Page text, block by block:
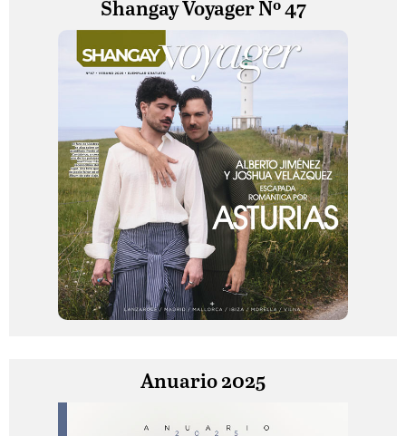
Shangay Voyager Nº 47
Anuario 2025